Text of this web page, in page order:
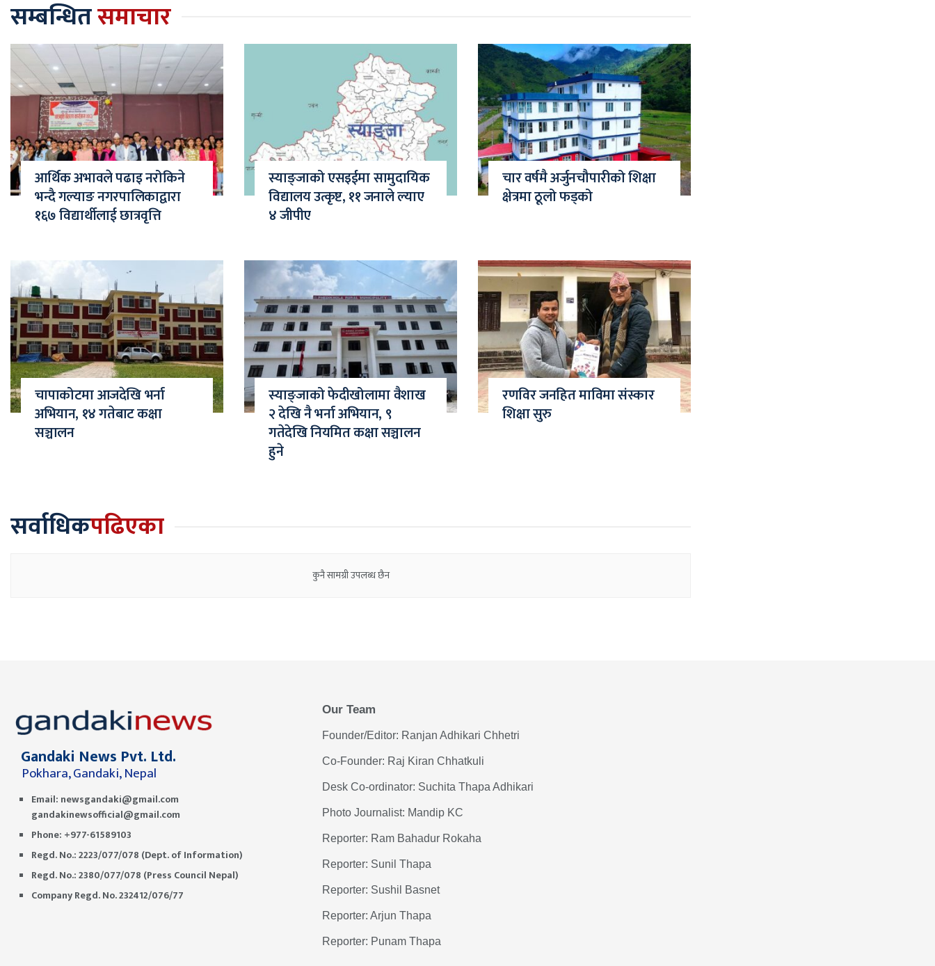
सम्बन्धितसमाचार
आर्थिक अभावले पढाइ नरोकिने
भन्दै गल्याङ नगरपालिकाद्वारा
१६७ विद्यार्थीलाई छात्रवृत्ति
स्याङ्जाको एसइईमा सामुदायिक
विद्यालय उत्कृष्ट, ११ जनाले ल्याए
४ जीपीए
चार वर्षमै अर्जुनचौपारीको शिक्षा
क्षेत्रमा ठूलो फड्को
चापाकोटमा आजदेखि भर्ना
अभियान, १४ गतेबाट कक्षा
सञ्चालन
स्याङ्जाको फेदीखोलामा वैशाख
२ देखि नै भर्ना अभियान, ९
गतेदेखि नियमित कक्षा सञ्चालन
हुने
रणविर जनहित माविमा संस्कार
शिक्षा सुरु
सर्वाधिकपढिएका
कुनै सामग्री उपलब्ध छैन
Gandaki News Pvt. Ltd.
Pokhara, Gandaki, Nepal
Email: newsgandaki@gmail.com
gandakinewsofficial@gmail.com
Phone: +977-61589103
Regd. No.: 2223/077/078 (Dept. of Information)
Regd. No.: 2380/077/078 (Press Council Nepal)
Company Regd. No. 232412/076/77
Our Team
Founder/Editor: Ranjan Adhikari Chhetri
Co-Founder: Raj Kiran Chhatkuli
Desk Co-ordinator: Suchita Thapa Adhikari
Photo Journalist: Mandip KC
Reporter: Ram Bahadur Rokaha
Reporter: Sunil Thapa
Reporter: Sushil Basnet
Reporter: Arjun Thapa
Reporter: Punam Thapa